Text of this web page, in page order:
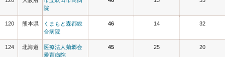
院
120 熊本県
くまもと森都総
合病院
46 14 32
124 北海道
医療法人菊郷会
愛育病院
45 25 20